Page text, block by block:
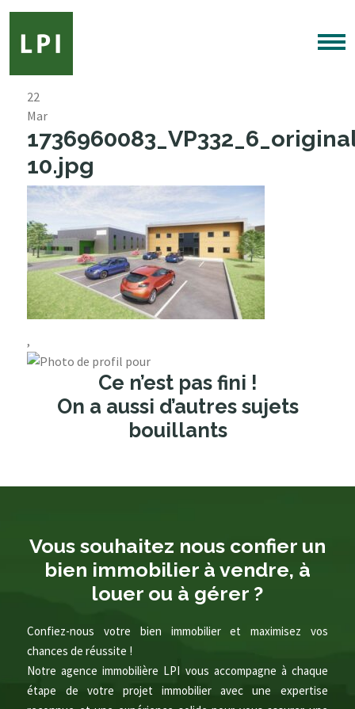
22
Mar
10.jpg
,
Ce n’est pas fini !
On a aussi d’autres sujets
bouillants
Vous souhaitez nous confier un
bien immobilier à vendre, à
louer ou à gérer ?
Confiez-nous votre bien immobilier et maximisez vos
chances de réussite !
Notre agence immobilière LPI vous accompagne à chaque
étape de votre projet immobilier avec une expertise